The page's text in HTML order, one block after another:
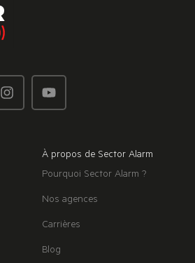
À propos de Sector Alarm
Pourquoi Sector Alarm ?
Nos agences
Carrières
Blog